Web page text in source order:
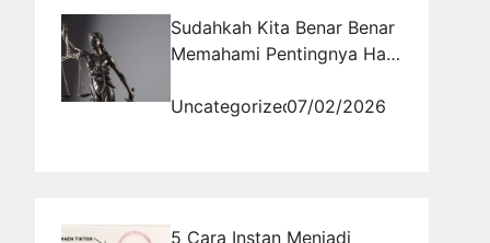
Sudahkah Kita Benar Benar
Memahami Pentingnya Hari
Masa Depan Hukum
Uncategorized07/02/2026
5 Cara Instan Menjadi